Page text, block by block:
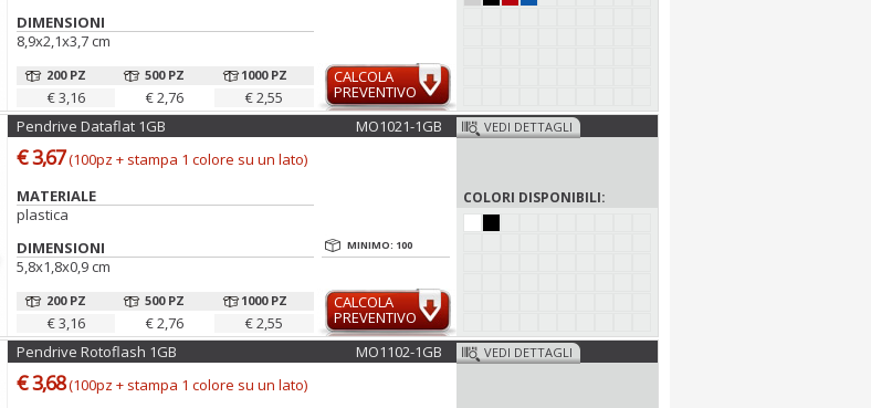
DIMENSIONI
8,9x2,1x3,7 cm
200 PZ
€ 3,16
500 PZ
€ 2,76
1000 PZ
€ 2,55
CALCOLA
PREVENTIVO
Pendrive Dataflat 1GB MO1021-1GB
€ 3,67(100pz + stampa 1 colore su un lato)
MATERIALE
plastica
DIMENSIONI
5,8x1,8x0,9 cm
200 PZ
€ 3,16
500 PZ
€ 2,76
1000 PZ
€ 2,55
MINIMO: 100
CALCOLA
PREVENTIVO
VEDI DETTAGLI
COLORI DISPONIBILI:
Pendrive Rotoflash 1GB MO1102-1GB
€ 3,68(100pz + stampa 1 colore su un lato)
VEDI DETTAGLI